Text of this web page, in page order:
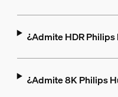
¿Admite HDR Philips
¿Admite 8K Philips